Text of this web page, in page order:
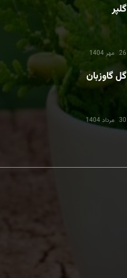
گلپر
26 مهر 1404
گل گاوزبان
30 مرداد 1404